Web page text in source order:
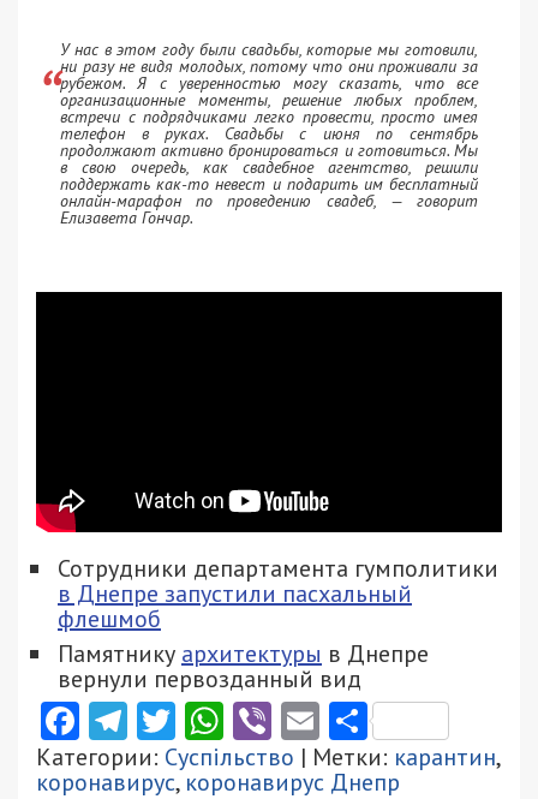
У нас в этом году были свадьбы, которые мы готовили,
ни разу не видя молодых, потому что они проживали за
рубежом. Я с уверенностью могу сказать, что все
организационные моменты, решение любых проблем,
встречи с подрядчиками легко провести, просто имея
телефон в руках. Свадьбы с июня по сентябрь
продолжают активно бронироваться и готовиться. Мы
в свою очередь, как свадебное агентство, решили
поддержать как-то невест и подарить им бесплатный
онлайн-марафон по проведению свадеб, — говорит
Елизавета Гончар.
Сотрудники департамента гумполитики
в Днепре запустили пасхальный
флешмоб
Памятнику архитектуры в Днепре
вернули первозданный вид
Facebook
Telegram
Twitter
WhatsApp
ViberEmail
Категории: Суспільство | Метки: карантин,
коронавирус, коронавирус Днепр